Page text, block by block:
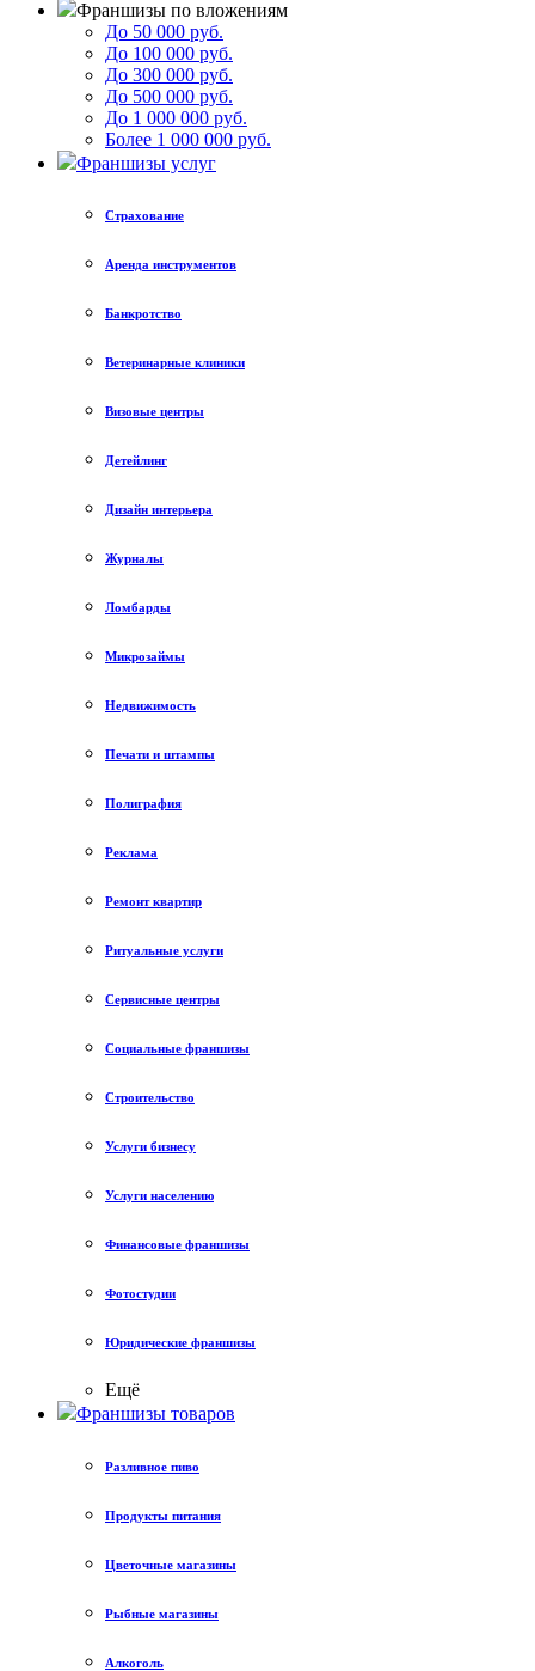
Франшизы по вложениям
До 50 000 руб.
До 100 000 руб.
До 300 000 руб.
До 500 000 руб.
До 1 000 000 руб.
Более 1 000 000 руб.
Франшизы услуг
Страхование
Аренда инструментов
Банкротство
Ветеринарные клиники
Визовые центры
Детейлинг
Дизайн интерьера
Журналы
Ломбарды
Микрозаймы
Недвижимость
Печати и штампы
Полиграфия
Реклама
Ремонт квартир
Ритуальные услуги
Сервисные центры
Социальные франшизы
Строительство
Услуги бизнесу
Услуги населению
Финансовые франшизы
Фотостудии
Юридические франшизы
Ещё
Франшизы товаров
Разливное пиво
Продукты питания
Цветочные магазины
Рыбные магазины
Алкоголь